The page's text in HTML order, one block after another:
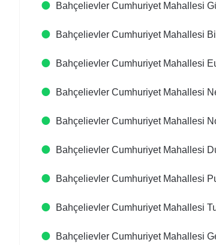
Bahçelievler Cumhuriyet Mahallesi
Bahçelievler Cumhuriyet Mahallesi
Bahçelievler Cumhuriyet Mahallesi
Bahçelievler Cumhuriyet Mahallesi
Bahçelievler Cumhuriyet Mahallesi
Bahçelievler Cumhuriyet Mahallesi
Bahçelievler Cumhuriyet Mahallesi
Bahçelievler Cumhuriyet Mahallesi
Bahçelievler Cumhuriyet Mahallesi